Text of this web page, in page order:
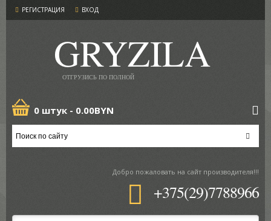
РЕГИСТРАЦИЯ ВХОД
GRYZILA
ОТГРУЗИСЬ ПО ПОЛНОЙ
0 штук - 0.00BYN
Добро пожаловать на сайт производителя!!!
+375(29)7788966